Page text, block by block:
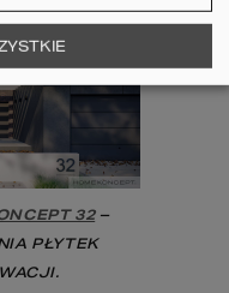
32 –
PŁYTEK